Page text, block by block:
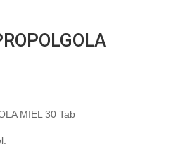
MIEL 30 Tab